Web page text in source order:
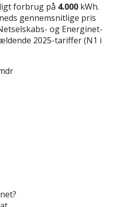
forbrug på 4.000 kWh.
gennemsnitlige pris
og Energinet-
2025-tariffer (N1 i